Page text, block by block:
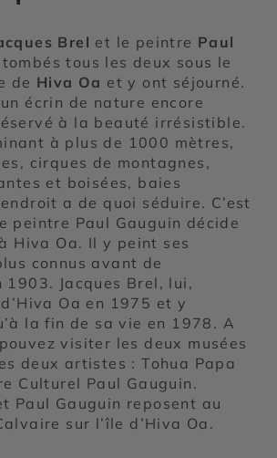
Brel et le peintre Paul
tous les deux sous le
de Hiva Oa et y ont séjourné.
écrin de nature encore
à la beauté irrésistible.
à plus de 1000 mètres,
cirques de montagnes,
et boisées, baies
a de quoi séduire. C’est
peintre Paul Gauguin décide
Hiva Oa. Il y peint ses
connus avant de
Jacques Brel, lui,
Oa en 1975 et y
la fin de sa vie en 1978. A
visiter les deux musées
deux artistes : Tohua Papa
Culturel Paul Gauguin.
Paul Gauguin reposent au
sur l’île d’Hiva Oa.